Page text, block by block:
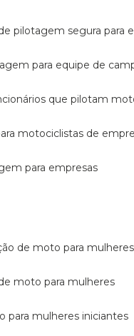
pilotagem segura para
para equipe de
que pilotam
motociclistas de
para empresas
de moto para mulheres
moto para mulheres
para mulheres iniciantes